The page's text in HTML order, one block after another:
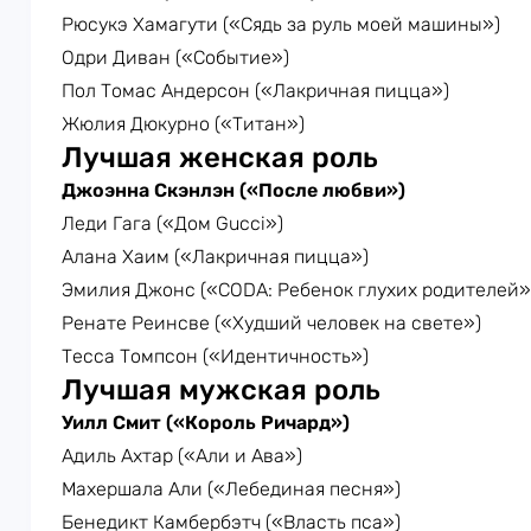
Рюсукэ Хамагути («Сядь за руль моей машины»)
Одри Диван («Событие»)
Пол Томас Андерсон («Лакричная пицца»)
Жюлия Дюкурно («Титан»)
Лучшая женская роль
Джоэнна Скэнлэн («После любви»)
Леди Гага («Дом Gucci»)
Алана Хаим («Лакричная пицца»)
Эмилия Джонс («CODA: Ребенок глухих
Ренате Реинсве («Худший человек на свете»)
Тесса Томпсон («Идентичность»)
Лучшая мужская роль
Уилл Смит («Король Ричард»)
Адиль Ахтар («Али и Ава»)
Махершала Али («Лебединая песня»)
Бенедикт Камбербэтч («Власть пса»)